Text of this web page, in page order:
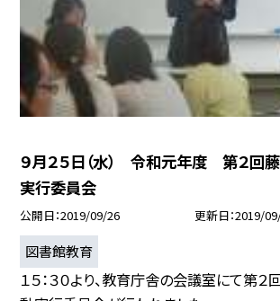
９月２５日（水） 令和元年度 第２回
実行委員会
公開日 2019/09/26 更新日 2019/
図書館教育
１５：３０より、教育庁舎の会議室にて第